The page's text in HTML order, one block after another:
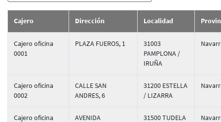
Cajero Dirección Localidad
Cajero oficina
0001
PLAZA FUEROS, 1
31003
PAMPLONA /
IRUÑA
Cajero oficina
0002
CALLE SAN
ANDRES, 6
31200 ESTELLA
/ LIZARRA
Cajero oficina
AVENIDA
31500 TUDELA